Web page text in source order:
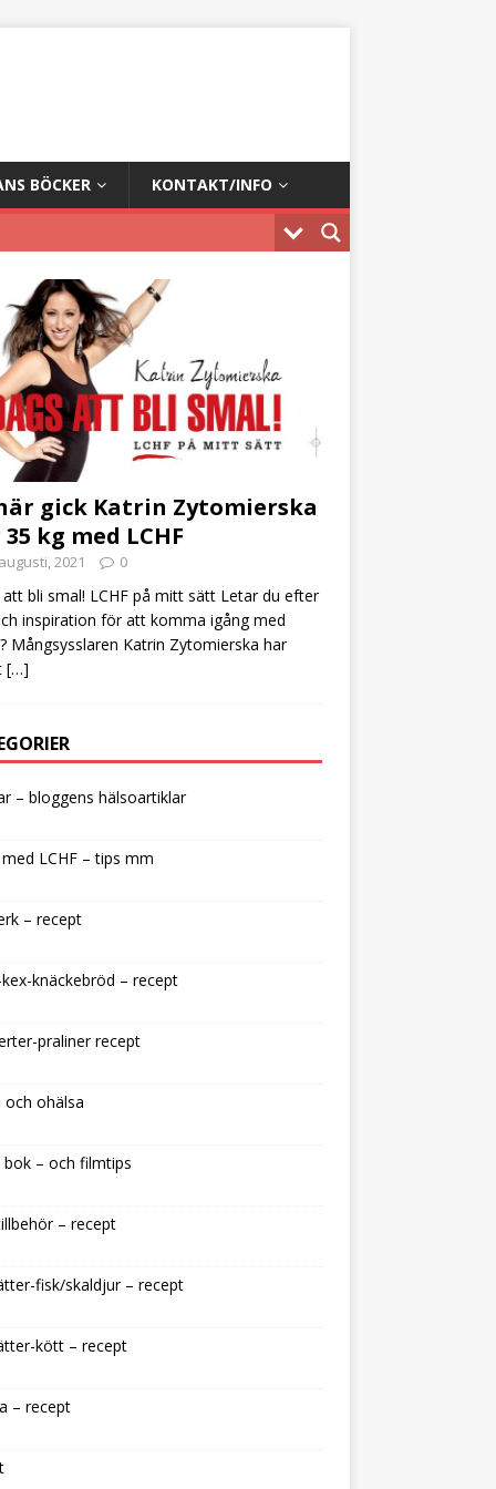
BÖCKER KONTAKT/INFO
gick Katrin Zytomierska
kg med LCHF
2021 0
att bli smal! LCHF på mitt sätt Letar du efter
inspiration för att komma igång med
Mångsysslaren Katrin Zytomierska har
[…]
– bloggens hälsoartiklar
LCHF – tips mm
– recept
knäckebröd – recept
praliner recept
och ohälsa
bok – och filmtips
– recept
fisk/skaldjur – recept
kött – recept
– recept